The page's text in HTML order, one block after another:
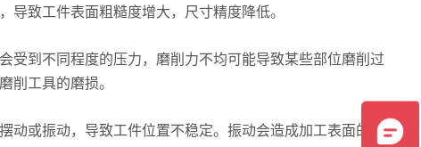
致工件表面粗糙度增大，尺寸精度降低。
受到不同程度的压力，磨削力不均可能导致某些部位磨削过
削工具的磨损。
动或振动，导致工件位置不稳定。振动会造成加工表面的粗